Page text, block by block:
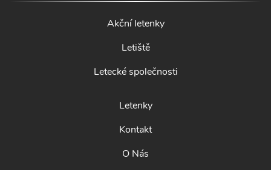
Akční letenky
Letiště
Letecké společnosti
Letenky
Kontakt
O Nás